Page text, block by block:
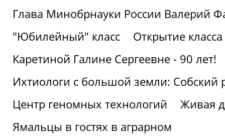
Глава Минобрнауки России Валерий
"Юбилейный" класс
Открытие
Каретиной Галине Сергеевне - 90 лет!
Ихтиологи с большой земли: Собский
Центр геномных технологий
Живая
Ямальцы в гостях в аграрном